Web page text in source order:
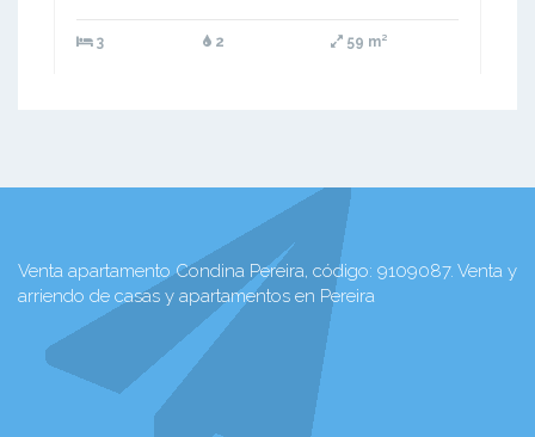
3 2 59 m²
Venta apartamento Condina Pereira, código: 9109087. Venta y
arriendo de casas y apartamentos en Pereira